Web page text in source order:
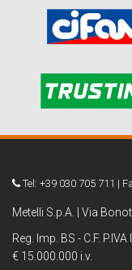
Tel: +39 030 705 711 |
Metelli S.p.A. | Via
Reg. Imp. BS - C.F.
€ 15.000.000 i.v.